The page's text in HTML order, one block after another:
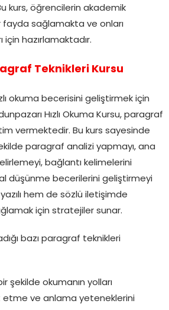
kurs, öğrencilerin akademik
fayda sağlamakta ve onları
için hazırlamaktadır.
Teknikleri Kursu
okuma becerisini geliştirmek için
Hızlı Okuma Kursu, paragraf
vermektedir. Bu kurs sayesinde
paragraf analizi yapmayı, ana
bağlantı kelimelerini
düşünme becerilerini geliştirmeyi
hem de sözlü iletişimde
için stratejiler sunar.
bazı paragraf teknikleri
şekilde okumanın yolları
etme ve anlama yeteneklerini